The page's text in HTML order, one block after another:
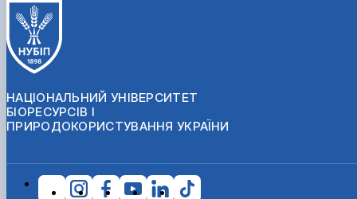
НАЦІОНАЛЬНИЙ УНІВЕРСИТЕТ
БІОРЕСУРСІВ І
ПРИРОДОКОРИСТУВАННЯ УКРАЇНИ